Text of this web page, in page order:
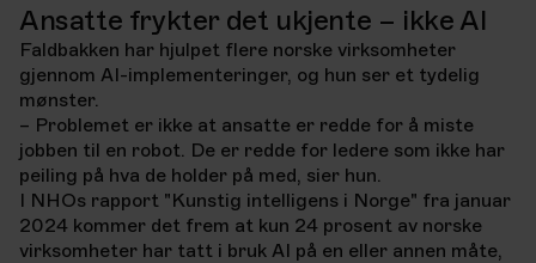
Ansatte frykter det ukjente – ikke AI
Faldbakken har hjulpet flere norske virksomheter
gjennom AI-implementeringer, og hun ser et tydelig
mønster.
– Problemet er ikke at ansatte er redde for å miste
jobben til en robot. De er redde for ledere som ikke har
peiling på hva de holder på med, sier hun.
I NHOs rapport "Kunstig intelligens i Norge" fra januar
2024 kommer det frem at kun 24 prosent av norske
virksomheter har tatt i bruk AI på en eller annen måte,